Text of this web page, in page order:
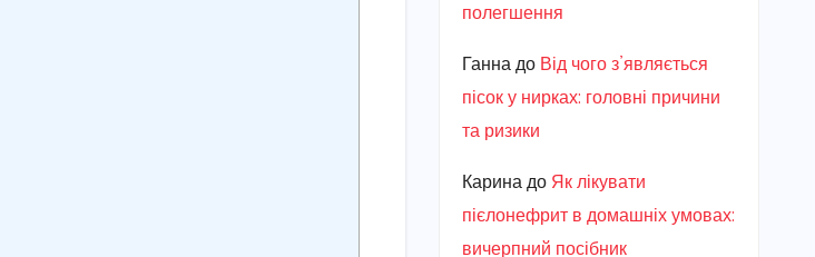
полегшення
Ганнадо Від чого з’являється
пісок у нирках: головні причини
та ризики
Каринадо Як лікувати
пієлонефрит в домашніх умовах:
вичерпний посібник